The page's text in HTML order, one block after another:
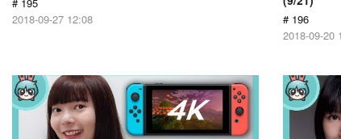
2018-09-27 12:08
# 196
2018-09-20